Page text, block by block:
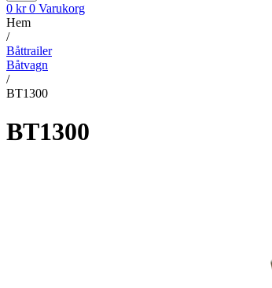
0 kr 0 Varukorg
Hem
/
Båttrailer
Båtvagn
/
BT1300
BT1300